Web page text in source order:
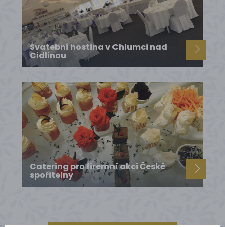
Svatební hostina v Chlumci nad
Cidlinou
Catering pro firemní akci České
spořitelny